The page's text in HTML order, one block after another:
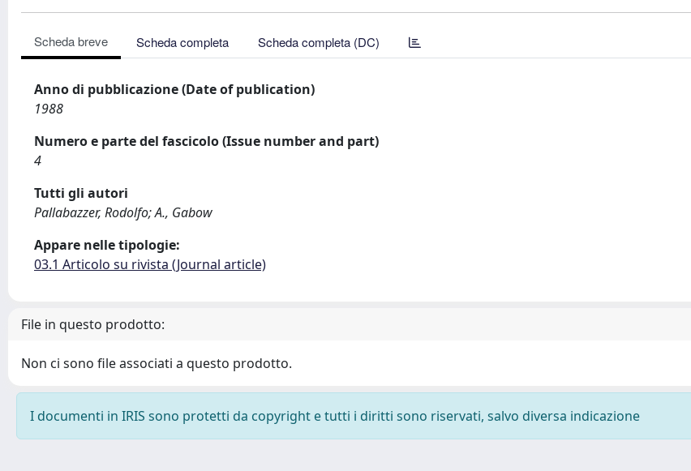
Scheda breve Scheda completa Scheda completa (DC)
Anno di pubblicazione (Date of publication)
1988
Numero e parte del fascicolo (Issue number and part)
4
Tutti gli autori
Pallabazzer, Rodolfo; A., Gabow
Appare nelle tipologie:
03.1 Articolo su rivista (Journal article)
File in questo prodotto:
Non ci sono file associati a questo prodotto.
I documenti in IRIS sono protetti da copyright e tutti i diritti sono riservati, salvo diversa indicazione